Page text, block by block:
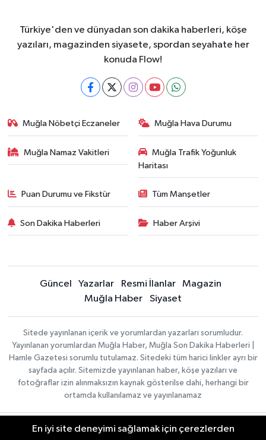
Türkiye'den ve dünyadan son dakika haberleri, köşe
yazıları, magazinden siyasete, spordan seyahate her
konuda Flow!
Muğla Nöbetçi Eczaneler Muğla Hava Durumu
Muğla Namaz Vakitleri
Muğla Trafik Yoğunluk
Haritası
Puan Durumu ve Fikstür Tüm Manşetler
Son Dakika Haberleri Haber Arşivi
Güncel Yazarlar Resmi İlanlar
Magazin
Muğla Haber
Siyaset
Sitede yayınlanan içerik ve yorumlardan yazarları sorumludur.
Yayınlanan yorumlardan Muğla Haber, Muğla Son Dakika Haberleri |
Hamle Gazetesi sorumlu tutulamaz. Sitedeki tüm harici linkler ayrı bir
sayfada açılır. Sitemizde yayınlanan haber, köşe yazıları ve
fotoğraflar izin alınmaksızın kaynak gösterilse dahi, herhangi bir
ortamda kullanılamaz ve yayınlanamaz
Gizlilik Sözleşmesi
En iyi site deneyimi sağlamak için çerezlerden